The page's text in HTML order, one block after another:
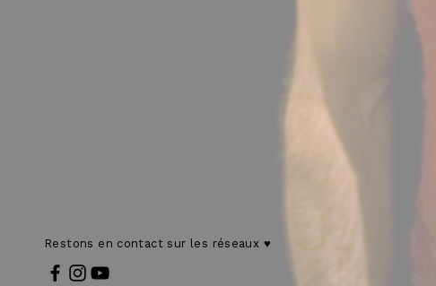
Restons en contact sur les réseaux ♥